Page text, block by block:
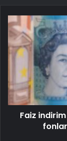
Faiz